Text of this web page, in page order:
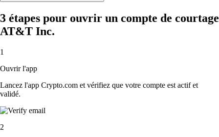
3 étapes pour ouvrir un compte de courtage
AT&T Inc.
1
Ouvrir l'app
Lancez l'app Crypto.com et vérifiez que votre compte est actif et
validé.
2